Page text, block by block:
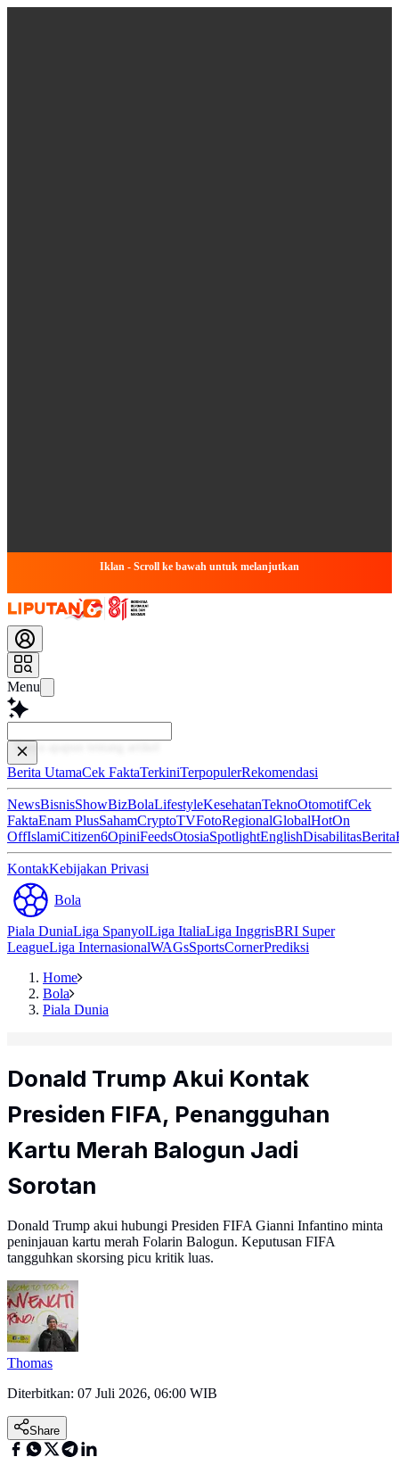
Iklan - Scroll ke bawah untuk melanjutkan
Menu
Baca
Berita UtamaCek FaktaTerkiniTerpopulerRekomendasi
NewsBisnisShowBizBolaLifestyleKesehatanTeknoOtomotifCek
FaktaEnam PlusSahamCryptoTVFotoRegionalGlobalHotOn
OffIslamiCitizen6OpiniFeedsOtosiaSpotlightEnglishDisabilitasBerita
KontakKebijakan Privasi
Bola
Piala DuniaLiga SpanyolLiga ItaliaLiga InggrisBRI Super
LeagueLiga InternasionalWAGsSportsCornerPrediksi
Home
Bola
Piala Dunia
Donald Trump Akui Kontak
Presiden FIFA, Penangguhan
Kartu Merah Balogun Jadi
Sorotan
Donald Trump akui hubungi Presiden FIFA Gianni Infantino minta
peninjauan kartu merah Folarin Balogun. Keputusan FIFA
tangguhkan skorsing picu kritik luas.
Thomas
Diterbitkan: 07 Juli 2026, 06:00 WIB
Share